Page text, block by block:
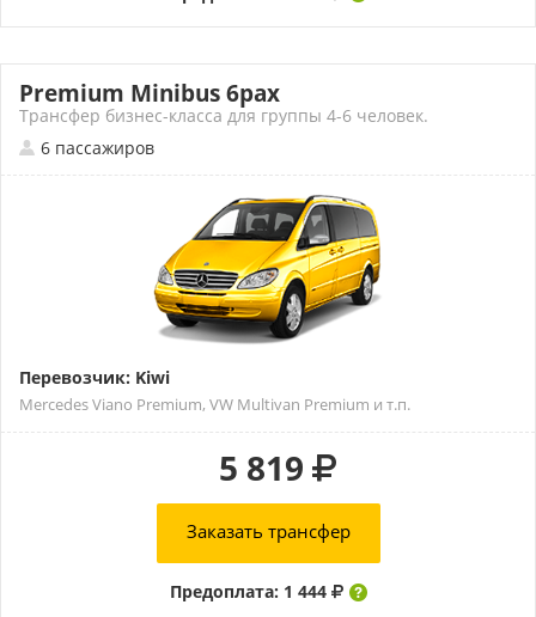
Premium Minibus 6pax
Трансфер бизнес-класса для группы 4-6 человек.
6 пассажиров
Перевозчик: Kiwi
Mercedes Viano Premium, VW Multivan Premium и т.п.
5 819
Заказать трансфер
Предоплата: 1 444